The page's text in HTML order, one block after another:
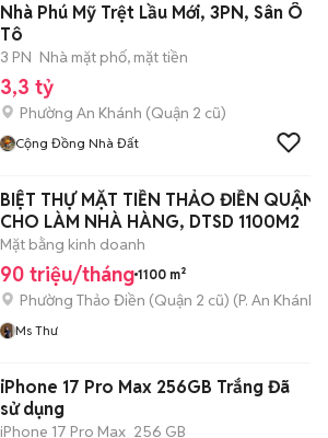
Nhà Phú Mỹ Trệt Lầu Mới, 3PN, Sân Ô
Tô
3 PN Nhà mặt phố, mặt tiền
3,3 tỷ
Phường An Khánh (Quận 2 cũ)
Cộng Đồng Nhà Đất
BIỆT THỰ MẶT TIỀN THẢO ĐIỀN QUẬN
CHO LÀM NHÀ HÀNG, DTSD 1100M2
Mặt bằng kinh doanh
90 triệu/tháng 1100 m²
Phường Thảo Điền (Quận 2 cũ) (P. An Khánh
Ms Thư
iPhone 17 Pro Max 256GB Trắng Đã
sử dụng
iPhone 17 Pro Max 256 GB